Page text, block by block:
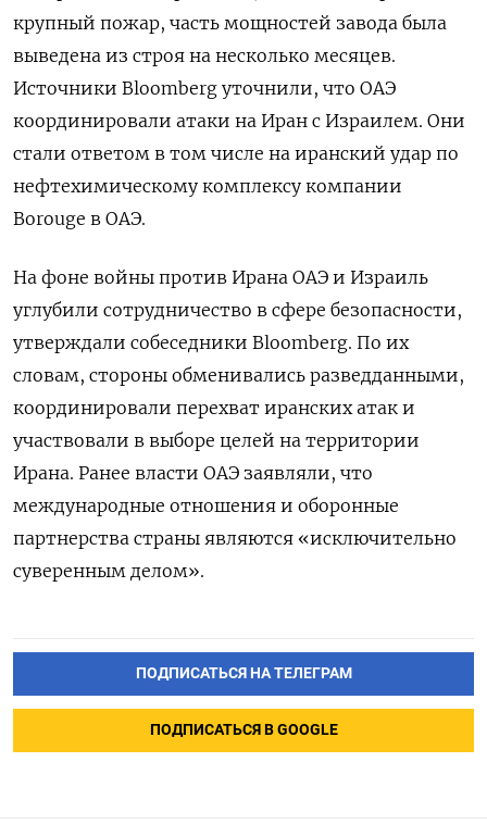
крупный пожар, часть мощностей завода была
выведена из строя на несколько месяцев.
Источники Bloomberg уточнили, что ОАЭ
координировали атаки на Иран с Израилем. Они
стали ответом в том числе на иранский удар по
нефтехимическому комплексу компании
Borouge в ОАЭ.
На фоне войны против Ирана ОАЭ и Израиль
углубили сотрудничество в сфере безопасности,
утверждали собеседники Bloomberg. По их
словам, стороны обменивались разведданными,
координировали перехват иранских атак и
участвовали в выборе целей на территории
Ирана. Ранее власти ОАЭ заявляли, что
международные отношения и оборонные
партнерства страны являются «исключительно
суверенным делом».
ПОДПИСАТЬСЯ НА ТЕЛЕГРАМ
ПОДПИСАТЬСЯ В GOOGLE